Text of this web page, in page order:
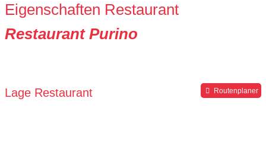
Eigenschaften Restaurant
Restaurant Purino
Lage Restaurant Routenplaner